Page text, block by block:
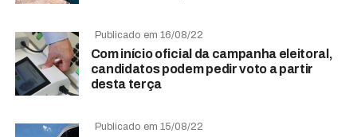
Publicado em 16/08/22
Com início oficial da campanha eleitoral,
candidatos podem pedir voto a partir
desta terça
Publicado em 15/08/22